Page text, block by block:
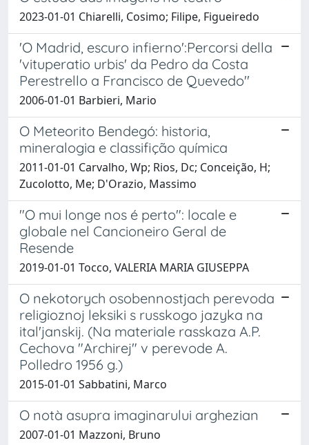
2023-01-01 Chiarelli, Cosimo; Filipe, Figueiredo
'O Madrid, escuro infierno':Percorsi della
'vituperatio urbis' da Pedro da Costa
Perestrello a Francisco de Quevedo''
2006-01-01 Barbieri, Mario
O Meteorito Bendegó: historia,
mineralogia e classifição química
2011-01-01 Carvalho, Wp; Rios, Dc; Conceição, H;
Zucolotto, Me; D'Orazio, Massimo
"O mui longe nos é perto": locale e
globale nel Cancioneiro Geral de
Resende
2019-01-01 Tocco, VALERIA MARIA GIUSEPPA
O nekotorych osobennostjach perevoda
religioznoj leksiki s russkogo jazyka na
ital'janskij. (Na materiale rasskaza A.P.
Cechova "Archirej" v perevode A.
Polledro 1956 g.)
2015-01-01 Sabbatini, Marco
O notà asupra imaginarului arghezian
2007-01-01 Mazzoni, Bruno